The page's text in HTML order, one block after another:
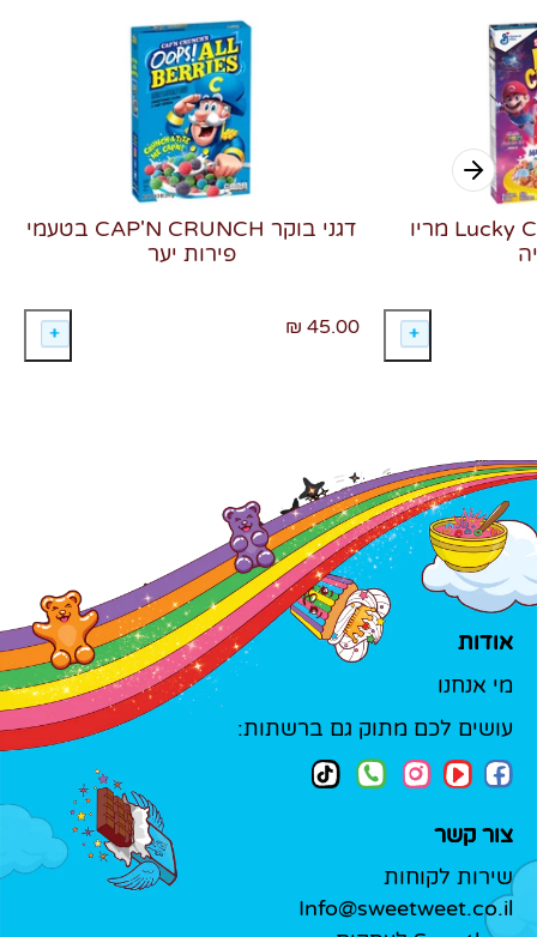
דגני בוקר CAP'N CRUNCH בטעמי
פירות יער
45.00 ₪
דגני בוקר Lucky Charms מריו
אודות
מי אנחנו
עושים לכם מתוק גם ברשתות:
צור קשר
שירות לקוחות
Info@sweetweet.co.il